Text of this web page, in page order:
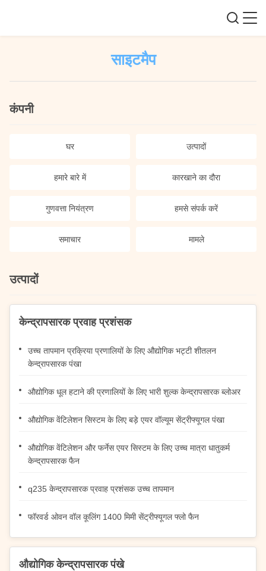
साइटमैप
कंपनी
घर उत्पादों
हमारे बारे में कारखाने का दौरा
गुणवत्ता नियंत्रण हमसे संपर्क करें
समाचार मामले
उत्पादों
केन्द्रापसारक प्रवाह प्रशंसक
उच्च तापमान प्रक्रिया प्रणालियों के लिए औद्योगिक भट्टी शीतलन
केन्द्रापसारक पंखा
औद्योगिक धूल हटाने की प्रणालियों के लिए भारी शुल्क केन्द्रापसारक ब्लोअर
औद्योगिक वेंटिलेशन सिस्टम के लिए बड़े एयर वॉल्यूम सेंट्रीफ्यूगल पंखा
औद्योगिक वेंटिलेशन और फर्नेस एयर सिस्टम के लिए उच्च मात्रा धातुकर्म
केन्द्रापसारक फैन
q235 केन्द्रापसारक प्रवाह प्रशंसक उच्च तापमान
फॉरवर्ड ओवन वॉल कूलिंग 1400 मिमी सेंट्रीफ्यूगल फ्लो फैन
औद्योगिक केन्द्रापसारक पंखे